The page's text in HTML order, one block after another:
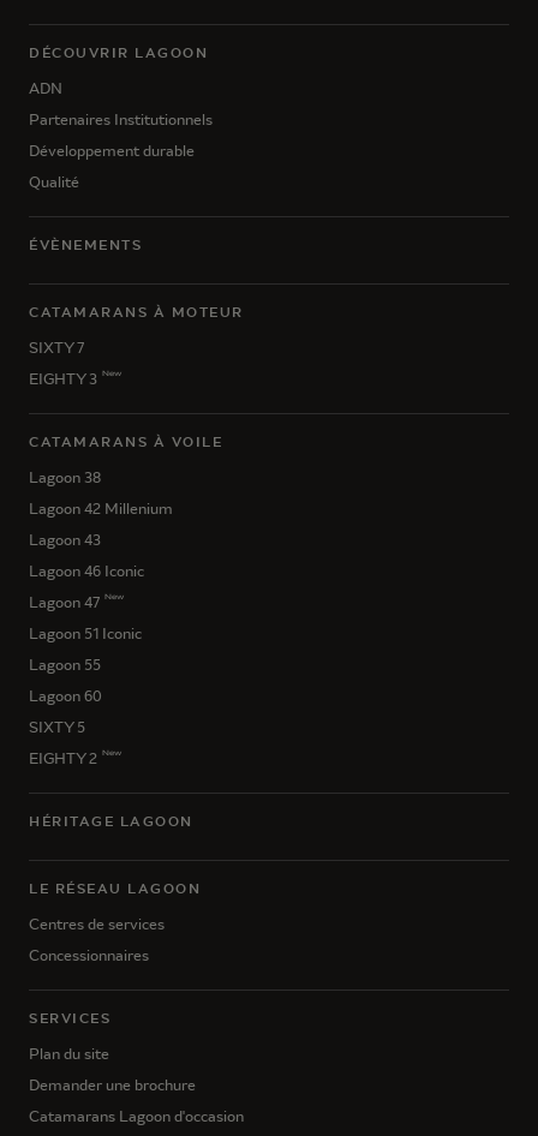
DÉCOUVRIR LAGOON
ADN
Partenaires Institutionnels
Développement durable
Qualité
ÉVÈNEMENTS
CATAMARANS À MOTEUR
SIXTY 7
EIGHTY 3 New
CATAMARANS À VOILE
Lagoon 38
Lagoon 42 Millenium
Lagoon 43
Lagoon 46 Iconic
Lagoon 47 New
Lagoon 51 Iconic
Lagoon 55
Lagoon 60
SIXTY 5
EIGHTY 2
New
HÉRITAGE LAGOON
LE RÉSEAU LAGOON
Centres de services
Concessionnaires
SERVICES
Plan du site
Demander une brochure
Catamarans Lagoon d'occasion